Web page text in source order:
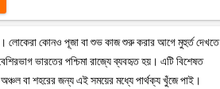
লোকেরা কোনও পূজা বা শুভ কাজ শুরু করার আগে মুহুর্ত দেখতে
ভারতের পশ্চিমা রাজ্যে ব্যবহৃত হয়। এটি বিশেষত
বা শহরের জন্য এই সময়ের মধ্যে পার্থক্য খুঁজে পাই।